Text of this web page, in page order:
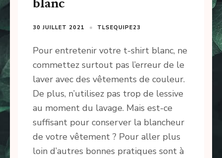
30 JUILLET 2021 TLSEQUIPE23
Pour entretenir votre t-shirt blanc, ne
commettez surtout pas l’erreur de le
laver avec des vêtements de couleur.
De plus, n’utilisez pas trop de lessive
au moment du lavage. Mais est-ce
suffisant pour conserver la blancheur
de votre vêtement ? Pour aller plus
loin d’autres bonnes pratiques sont à